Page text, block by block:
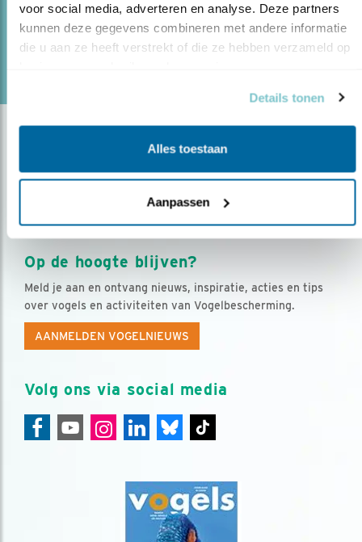
voor social media, adverteren en analyse. Deze partners
kunnen deze gegevens combineren met andere informatie
die u aan ze heeft verstrekt of die ze hebben verzameld op
Details tonen
Alles toestaan
Aanpassen
lees meer
Op de hoogte blijven?
Meld je aan en ontvang nieuws, inspiratie, acties en tips
over vogels en activiteiten van Vogelbescherming.
AANMELDEN VOGELNIEUWS
Volg ons via social media